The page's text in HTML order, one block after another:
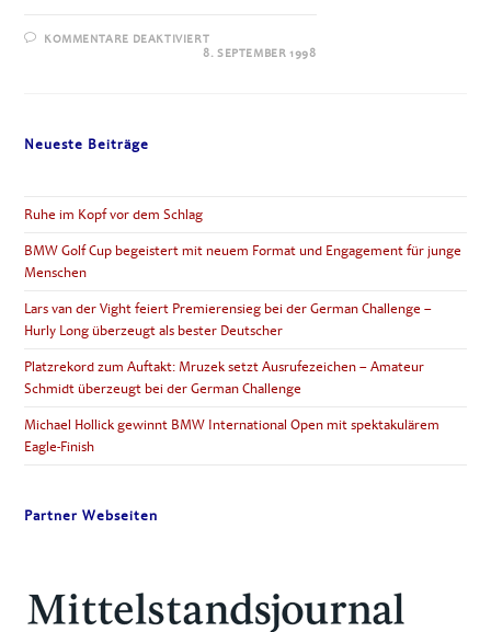
KOMMENTARE DEAKTIVIERTFÜR
PUNTA
8. SEPTEMBER 1998
Neueste Beiträge
Ruhe im Kopf vor dem Schlag
BMW Golf Cup begeistert mit neuem Format und Engagement für junge
Menschen
Lars van der Vight feiert Premierensieg bei der German Challenge –
Hurly Long überzeugt als bester Deutscher
Platzrekord zum Auftakt: Mruzek setzt Ausrufezeichen – Amateur
Schmidt überzeugt bei der German Challenge
Michael Hollick gewinnt BMW International Open mit spektakulärem
Eagle-Finish
Partner Webseiten